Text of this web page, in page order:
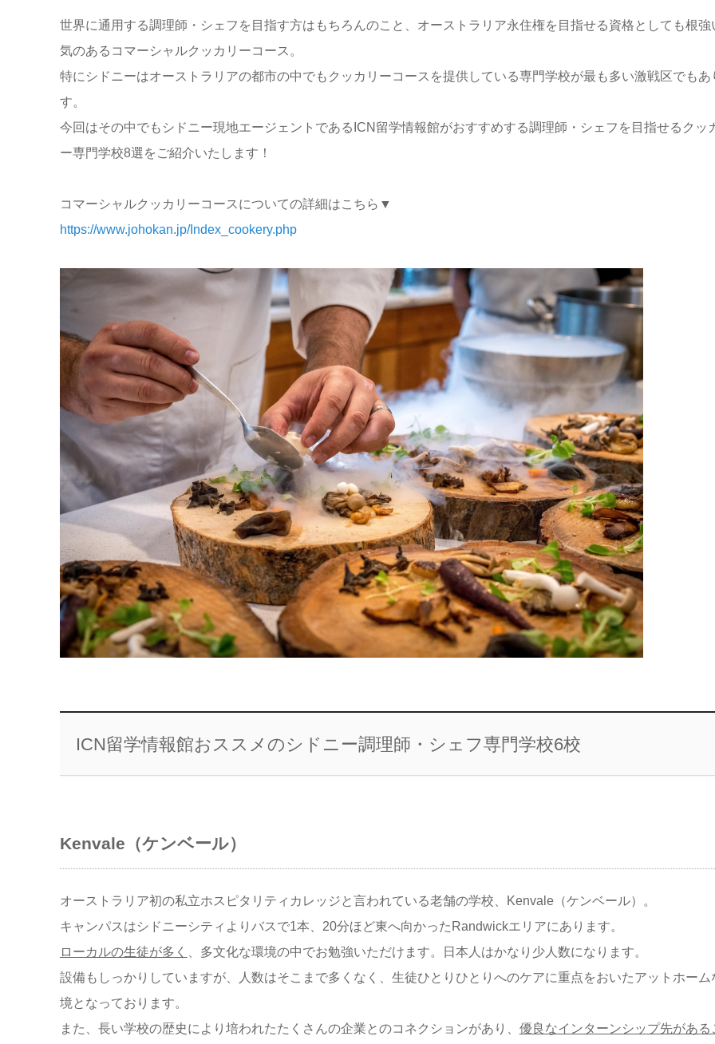
世界に通用する調理師・シェフを目指す方はもちろんのこと、 オーストラリア永住権を目指せる資格としても根強
気のあるコ マーシャルクッカリーコース。
特にシドニーはオーストラリアの都市の中でもクッカリーコースを提供している専門学校が最も多い激戦区でもあ
す。
今回はその中でもシドニー現地エージェントであるICN留学情報館がおすすめする調理師・シェフを目指せるクッ
ー専門学校8選をご紹介いたします！
コマーシャルクッカリーコースについての詳細はこちら▼
https://www.johokan.jp/Index_ cookery.php
ICN留学情報館おススメのシドニー調理師・シェフ専門学校6校
Kenvale（ケンベール）
オーストラリア初の私立ホスピタリティカレッジと言われている老舗の学校、Kenvale（ケンベール）。
キャンパスはシドニーシティよりバスで1本、 20分ほど東へ向かったRandwickエリアにあります。
ローカルの生徒が多く
、多文化な環境の中でお勉強いただけます。
日本人はかなり少人数になります。
設備もしっかりしていますが、人数はそこまで多くなく、 生徒ひとりひとりへのケアに重点をおいたアットホーム
境となっております。
また、 長い学校の歴史により培われたたくさんの企業とのコネクションがあり、 優良なインターンシップ先がある